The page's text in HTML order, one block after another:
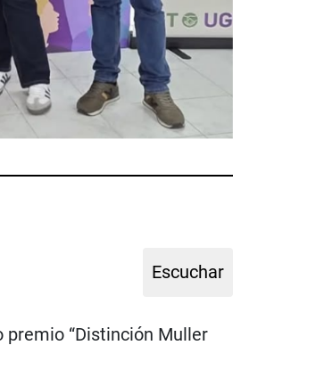
premio “Distinción Muller